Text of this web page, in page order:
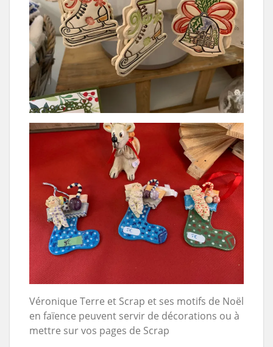
Véronique Terre et Scrap et ses motifs de Noël
en faïence peuvent servir de décorations ou à
mettre sur vos pages de Scrap